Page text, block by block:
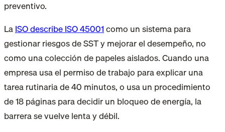
preventivo.
LaISO describe ISO 45001como un sistema para
gestionar riesgos de SST y mejorar el desempeño, no
como una colección de papeles aislados. Cuando una
empresa usa el permiso de trabajo para explicar una
tarea rutinaria de 40 minutos, o usa un procedimiento
de 18 páginas para decidir un bloqueo de energía, la
barrera se vuelve lenta y débil.